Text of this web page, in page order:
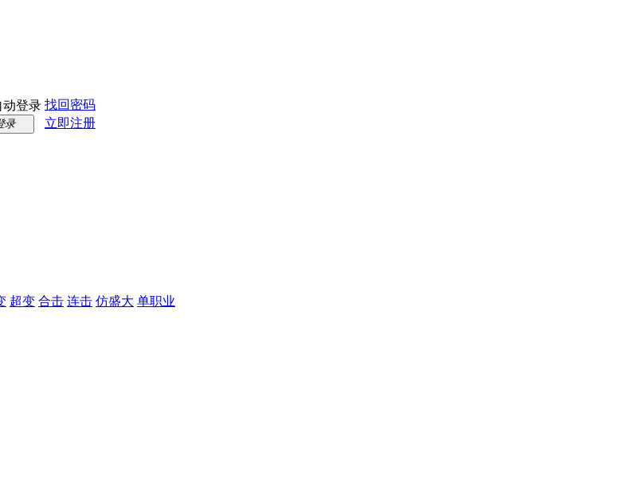
动登录 找回密码
录
立即注册
超变 合击 连击 仿盛大 单职业